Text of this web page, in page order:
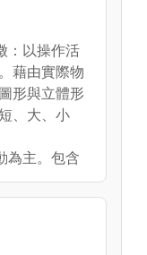
：以操作活
藉由實際物
形與立體形
、大、小
為主。包含
平面圖形與
與直尺實
關係。含周